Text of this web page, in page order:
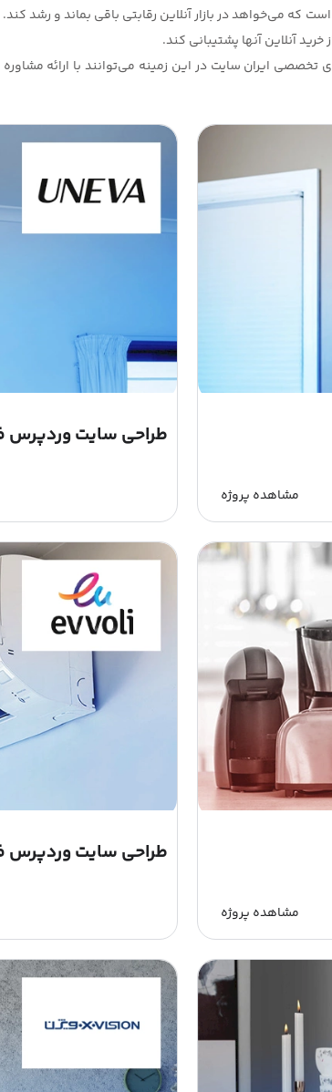
در بازار آنلاین رقابتی باقی بماند و رشد کند.
آنلاین آنها پشتیبانی کند.
ایران سایت در این زمینه می‌توانند با ارائه
مشاهده پروژه
طراحی سایت وردپرس
مشاهده پروژه
طراحی سایت وردپرس